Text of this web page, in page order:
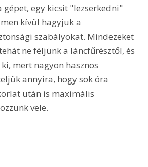
gépet, egy kicsit "lezserkedni"
kívül hagyjuk a
szabályokat. Mindezeket
ne féljünk a láncfűrésztől, és
mert nagyon hasznos
annyira, hogy sok óra
után is maximális
vele.